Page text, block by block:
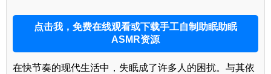
点击我，免费在线观看或下载手工自制助眠助眠
ASMR资源
在快节奏的现代生活中，失眠成了许多人的困扰。与其依